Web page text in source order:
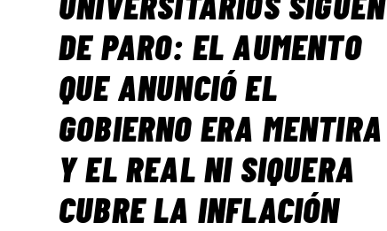
DE PARO: EL AUMENTO
QUE ANUNCIÓ EL
GOBIERNO ERA MENTIRA
Y EL REAL NI SIQUERA
CUBRE LA INFLACIÓN